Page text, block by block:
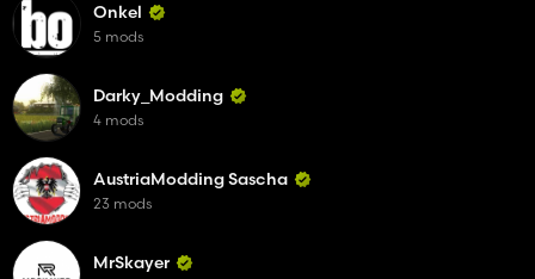
Onkel
5 mods
Darky_Modding
4 mods
AustriaModding Sascha
23 mods
MrSkayer